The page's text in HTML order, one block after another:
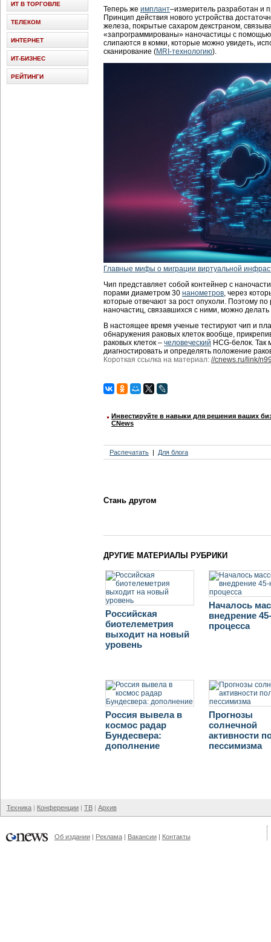
Теперь же имплант–измеритель разработан и
Принцип действия нового устройства
железа, покрытые сахаром декстраном,
«запрограммированы» наночастицы с
слипаются в комки, которые можно увидеть,
сканирование (MRI-технологию).
Главные мифы о миграции виртуальной
Чип представляет собой контейнер с
порами диаметром 30 нанометров, через
которые отвечают за рост опухоли. Поэтому
наночастиц, связавшихся с ними, можно
В настоящее время ученые тестируют чип и
обнаружения раковых клеток вообще,
раковых клеток – человеческий HCG-белок.
диагностировать и определять положение
Короткая ссылка на материал: //cnews.ru/link/
Инвестируйте в навыки для решения ваших
CNews
Распечатать Для блога
Стань другом
ДРУГИЕ МАТЕРИАЛЫ РУБРИКИ
Российская
биотелеметрия
выходит на новый
уровень
Началось
внедрение
процесса
Россия вывела в
космос радар
Бундесвера:
дополнение
Прогнозы
солнечной
активности
пессимизма
ИТ В ТОРГОВЛЕ
ТЕЛЕКОМ
ИНТЕРНЕТ
ИТ-БИЗНЕС
РЕЙТИНГИ
Техника Конференции ТВ Архив
Об издании Реклама Вакансии Контакты